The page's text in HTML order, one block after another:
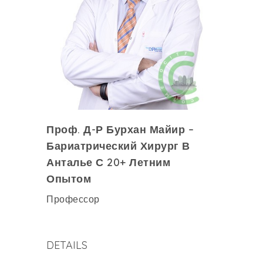
Проф. Д-Р Бурхан Майир –
Бариатрический Хирург В
Анталье С 20+ Летним
Опытом
Профессор
DETAILS